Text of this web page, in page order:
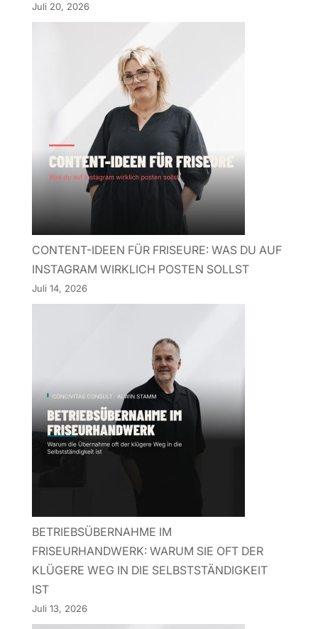
Juli 20, 2026
CONTENT-IDEEN FÜR FRISEURE: WAS DU AUF
INSTAGRAM WIRKLICH POSTEN SOLLST
Juli 14, 2026
BETRIEBSÜBERNAHME IM
FRISEURHANDWERK: WARUM SIE OFT DER
KLÜGERE WEG IN DIE SELBSTSTÄNDIGKEIT
IST
Juli 13, 2026